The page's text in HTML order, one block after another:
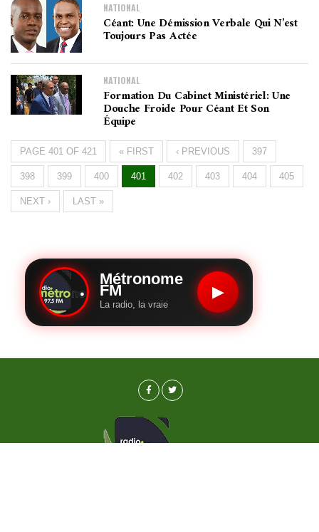
NATIONAL
Céant: Une Démission Verbale Qui N’est
Toujours Pas Actée
NATIONAL
Formation Du Cabinet Ministériel: Une
Douche Froide Pour Céant Et Son
Équipe
PAGE 401 OF 421 « FIRST ‹ PREVIOUS 397
398 399 400 401 402 403 404 405
NEXT › LAST »
Métronome
FM
La radio, la vraie
▶